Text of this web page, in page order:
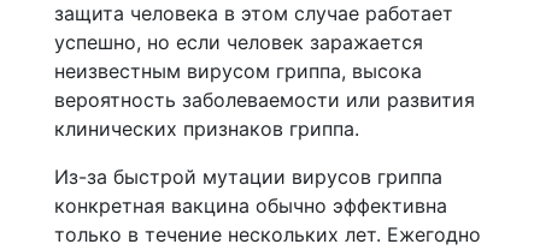
защита человека в этом случае работает
успешно, но если человек заражается
неизвестным вирусом гриппа, высока
вероятность заболеваемости или развития
клинических признаков гриппа.
Из-за быстрой мутации вирусов гриппа
конкретная вакцина обычно эффективна
только в течение нескольких лет. Ежегодно